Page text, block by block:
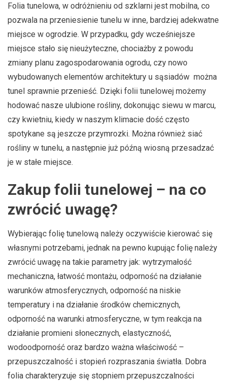
Folia tunelowa, w odróżnieniu od szklarni jest mobilna, co
pozwala na przeniesienie tunelu w inne, bardziej adekwatne
miejsce w ogrodzie. W przypadku, gdy wcześniejsze
miejsce stało się nieużyteczne, chociażby z powodu
zmiany planu zagospodarowania ogrodu, czy nowo
wybudowanych elementów architektury u sąsiadów można
tunel sprawnie przenieść. Dzięki folii tunelowej możemy
hodować nasze ulubione rośliny, dokonując siewu w marcu,
czy kwietniu, kiedy w naszym klimacie dość często
spotykane są jeszcze przymrozki. Można również siać
rośliny w tunelu, a następnie już późną wiosną przesadzać
je w stałe miejsce.
Zakup folii tunelowej – na co
zwrócić uwagę?
Wybierając folię tunelową należy oczywiście kierować się
własnymi potrzebami, jednak na pewno kupując folię należy
zwrócić uwagę na takie parametry jak: wytrzymałość
mechaniczna, łatwość montażu, odporność na działanie
warunków atmosferycznych, odporność na niskie
temperatury i na działanie środków chemicznych,
odporność na warunki atmosferyczne, w tym reakcja na
działanie promieni słonecznych, elastyczność,
wodoodporność oraz bardzo ważna właściwość –
przepuszczalność i stopień rozpraszania światła. Dobra
folia charakteryzuje się stopniem przepuszczalności